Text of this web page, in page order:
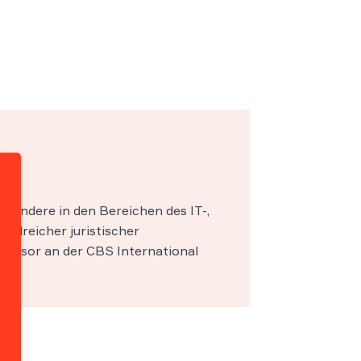
in den Bereichen des IT-,
juristischer
an der CBS International